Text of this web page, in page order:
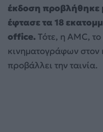
έκδοση προβλήθηκε
έφτασε τα 18
office.Τότε, η AMC,
κινηματογράφων στον
προβάλλει την ταινία.